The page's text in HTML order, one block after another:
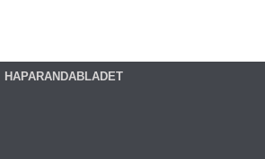
HAPARANDABLADET